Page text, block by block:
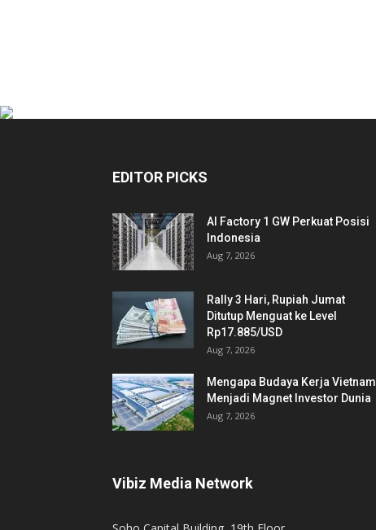
EDITOR PICKS
AI Factory 1 GW Perkuat Posisi
Indonesia
Aug 7, 2026
Rally 3 Hari, Rupiah Jumat
Ditutup Menguat ke Level
Rp17.885/USD
Aug 7, 2026
Mengapa Budaya Kerja Vietnam
Menjadi Magnet Investor Dunia
Aug 7, 2026
Vibiz Media Network